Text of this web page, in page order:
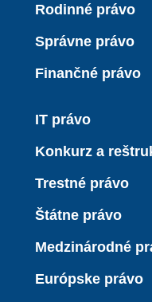
Rodinné právo
Správne právo
Finančné právo
IT právo
Konkurz a
Trestné právo
Štátne právo
Medzinárodné
Európske právo